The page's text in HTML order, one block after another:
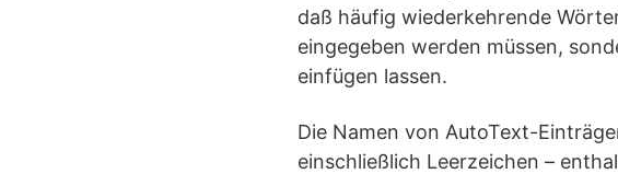
daß häufig wiederkehrende
eingegeben werden müssen,
einfügen lassen.
Die Namen von AutoText-
einschließlich Leerzeichen –